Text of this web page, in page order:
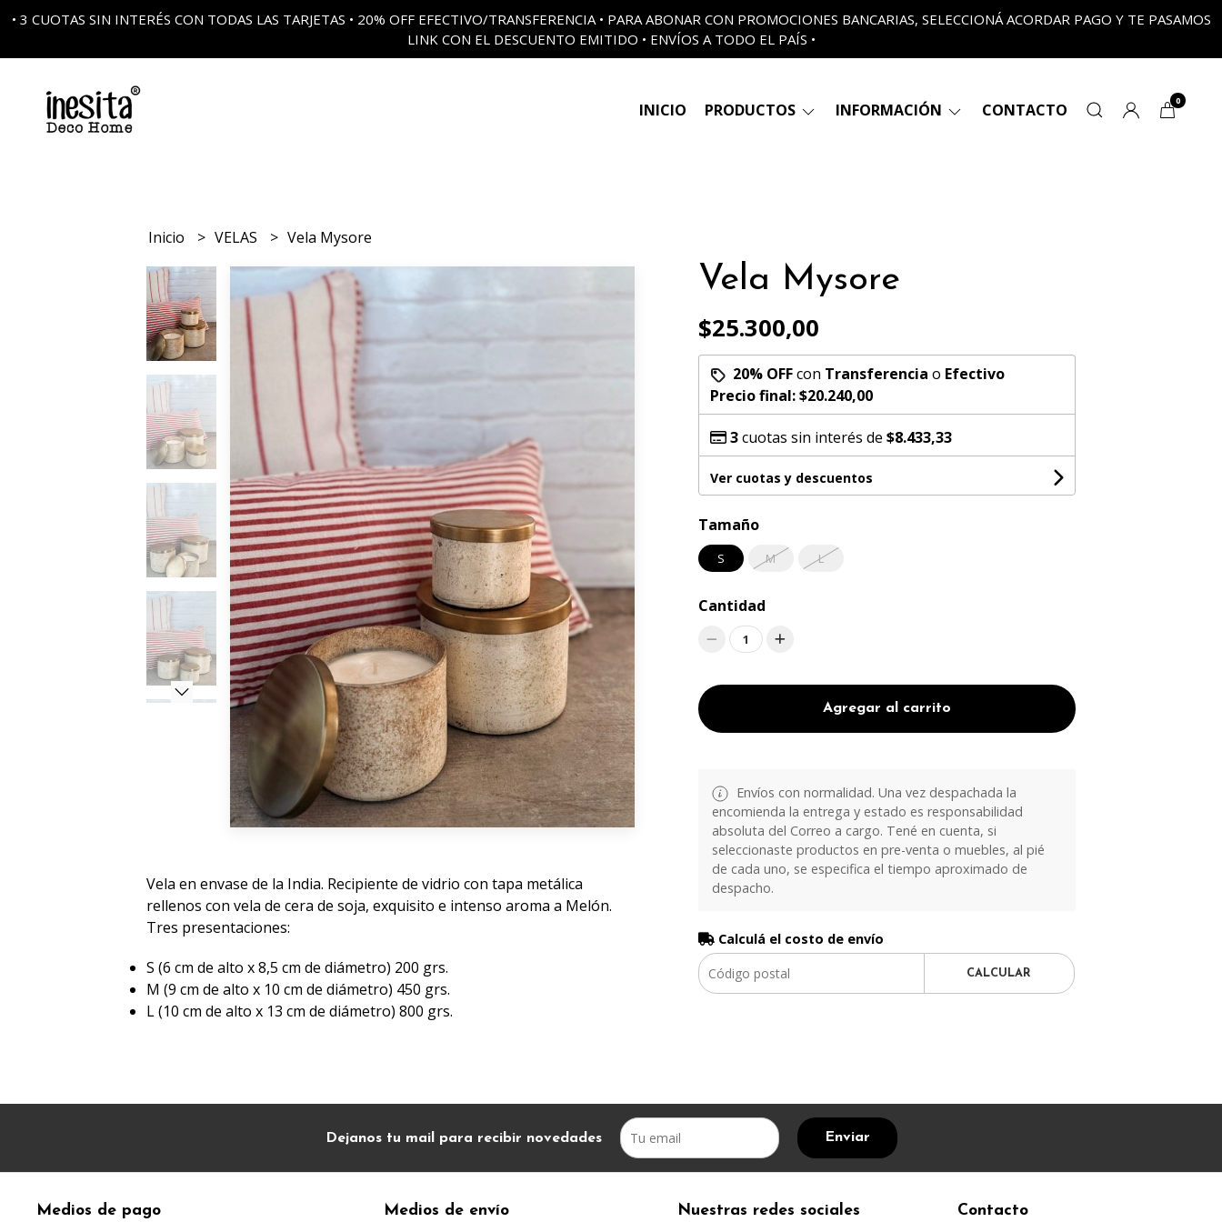
• 3 CUOTAS SIN INTERÉS CON TODAS LAS TARJETAS • 20% OFF EFECTIVO/TRANSFERENCIA • PARA ABONAR CON PROMOCIONES BANCARIAS, SELECCIONÁ ACORDAR PAGO Y TE PASAMOS
LINK CON EL DESCUENTO EMITIDO • ENVÍOS A TODO EL PAÍS •
INICIO PRODUCTOS INFORMACIÓN CONTACTO 0
Inicio VELAS Vela Mysore
Vela en envase de la India. Recipiente de vidrio con tapa metálica
rellenos con vela de cera de soja, exquisito e intenso aroma a Melón.
Tres presentaciones:
S (6 cm de alto x 8,5 cm de diámetro) 200 grs.
M (9 cm de alto x 10 cm de diámetro) 450 grs.
L (10 cm de alto x 13 cm de diámetro) 800 grs.
Vela Mysore
$25.300,00
20% OFFcon Transferencia o Efectivo
Precio final:$20.240,00
3cuotas sin interés de $8.433,33
Ver cuotas y descuentos
Tamaño
S M L
Cantidad
1
Agregar al carrito
Envíos con normalidad. Una vez despachada la
encomienda la entrega y estado es responsabilidad
absoluta del Correo a cargo. Tené en cuenta, si
seleccionaste productos en pre-venta o muebles, al pié
de cada uno, se especifica el tiempo aproximado de
despacho.
Calculá el costo de envío
CALCULAR
Dejanos tu mail para recibir novedades Enviar
Medios de pago Medios de envío Nuestras redes sociales Contacto